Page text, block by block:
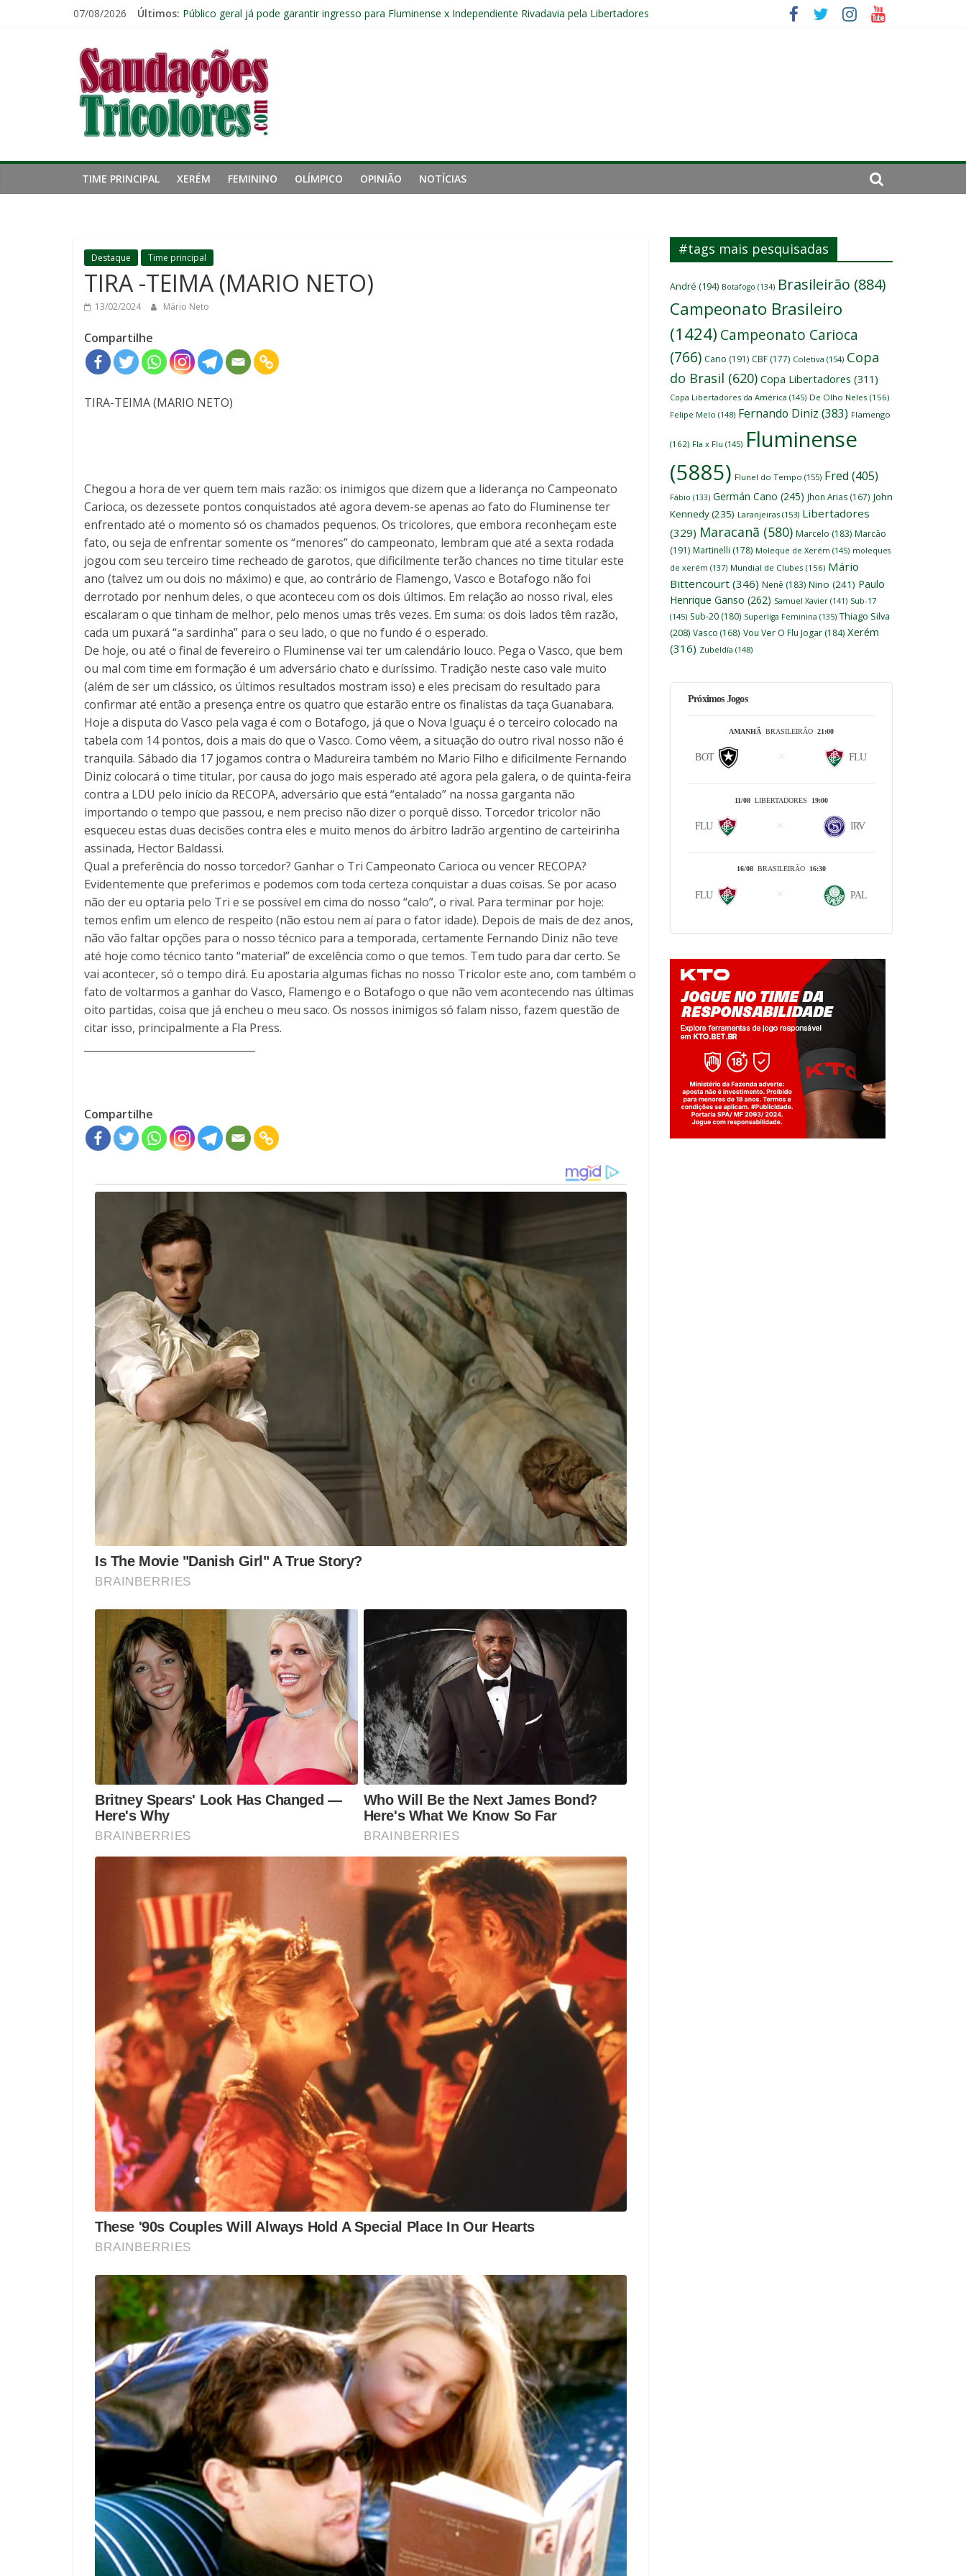
07/08/2026 Últimos: Ventos fortes adiam clássico entre Fluminense e Botafogo pelo Campeonato Brasileiro Feminino
John Kennedy tem lesão no ligamento cruzado do joelho direito confirmada pelo Fluminense e passará por cirurgia
Fluminense chega ao prazo final da Libertadores com apenas duas contratações e sete saídas no elenco
Saudações
Tricolores
TIME PRINCIPAL XERÉM FEMININO OLÍMPICO OPINIÃO NOTÍCIAS
Destaque Time principal
TIRA -TEIMA (MARIO NETO)
13/02/2024 Mário Neto
Compartilhe
TIRA-TEIMA (MARIO NETO)
Chegou a hora de ver quem tem mais razão: os inimigos que dizem que a liderança no Campeonato
Carioca, os dezessete pontos conquistados até agora devem-se apenas ao fato do Fluminense ter
enfrentado até o momento só os chamados pequenos. Os tricolores, que embora reconheçam este
fato, ou seja de enfrentar somente os “menores” do campeonato, lembram que até a sexta rodada
jogou com seu terceiro time recheado de garotos, que dificilmente terão chances no time titular este
ano (talvez um ou dois no máximo) e que, ao contrário de Flamengo, Vasco e Botafogo não foi
derrotado por nenhum deles, o que aconteceu com os dois últimos. Em relação ao nosso rival, eles
escalaram o que tinham de melhor, pelo menos umas três vezes. Em suma: os dois lados têm razão,
cada um puxará “a sardinha” para o seu lado, o que no fundo é o esperado.
De hoje, ou até o final de fevereiro o Fluminense vai ter um calendário louco. Pega o Vasco, que bem
ou mal com time em formação é um adversário chato e duríssimo. Tradição neste caso vale muito
(além de ser um clássico, os últimos resultados mostram isso) e eles precisam do resultado para
confirmar até então a presença entre os quatro que estarão entre os finalistas da taça Guanabara.
Hoje a disputa do Vasco pela vaga é com o Botafogo, já que o Nova Iguaçu é o terceiro colocado na
tabela com 14 pontos, dois a mais do que o Vasco. Como vêem, a situação do outro rival nosso não é
tranquila. Sábado dia 17 jogamos contra o Madureira também no Mario Filho e dificilmente Fernando
Diniz colocará o time titular, por causa do jogo mais esperado até agora pela galera, o de quinta-feira
contra a LDU pelo início da RECOPA, adversário que está “entalado” na nossa garganta não
importando o tempo que passou, e nem preciso não dizer o porquê disso. Torcedor tricolor não
esqueceu estas duas decisões contra eles e muito menos do árbitro ladrão argentino de carteirinha
assinada, Hector Baldassi.
Qual a preferência do nosso torcedor? Ganhar o Tri Campeonato Carioca ou vencer RECOPA?
Evidentemente que preferimos e podemos com toda certeza conquistar a duas coisas. Se por acaso
não der eu optaria pelo Tri e se possível em cima do nosso “calo”, o rival. Para terminar por hoje:
temos enfim um elenco de respeito (não estou nem aí para o fator idade). Depois de mais de dez anos,
não vão faltar opções para o nosso técnico para a temporada, certamente Fernando Diniz não teve
até hoje como técnico tanto “material” de excelência como o que temos. Tem tudo para dar certo. Se
vai acontecer, só o tempo dirá. Eu apostaria algumas fichas no nosso Tricolor este ano, com também o
fato de voltarmos a ganhar do Vasco, Flamengo e o Botafogo o que não vem acontecendo nas últimas
oito partidas, coisa que já encheu o meu saco. Os nossos inimigos só falam nisso, fazem questão de
citar isso, principalmente a Fla Press.
Compartilhe
#tags mais pesquisadas
André (194) Botafogo (134) Brasileirão (884)
Campeonato Brasileiro
(1424) Campeonato Carioca
(766) Cano (191) CBF (177) Coletiva (154) Copa
do Brasil (620) Copa Libertadores (311)
Copa Libertadores da América (145) De Olho Neles (156)
Felipe Melo (148) Fernando Diniz (383) Flamengo
(162) Fla x Flu (145) Fluminense
(5885) Flunel do Tempo (155) Fred (405)
Fábio (133) Germán Cano (245) Jhon Arias (167) John
Kennedy(235) Laranjeiras (153) Libertadores
(329) Maracanã (580) Marcelo (183) Marcão
(191) Martinelli (178) Moleque de Xerém (145) moleques
de xerém (137) Mundial de Clubes (156) Mário
Bittencourt (346) Nenê (183) Nino (241) Paulo
Henrique Ganso (262) Samuel Xavier (141) Sub-17
(145) Sub-20 (180) Superliga Feminina (135) Thiago Silva
(208) Vasco (168) Vou Ver O Flu Jogar (184) Xerém
(316) Zubeldía (148)
Próximos Jogos
AMANHÃ BRASILEIRÃO 21:00
BOT FLU
11/08 LIBERTADORES 19:00
FLU IRV
16/08 BRASILEIRÃO 16:30
FLU PAL
Jogue com responsabilidade. 18+